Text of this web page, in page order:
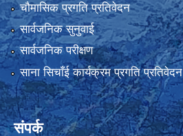
चौमासिक प्रगति प्रतिवेदन
सार्वजनिक सुनुवाई
सार्वजनिक परीक्षण
साना सिचाँई कार्यक्रम प्रगति प्रतिवेदन
संपर्क